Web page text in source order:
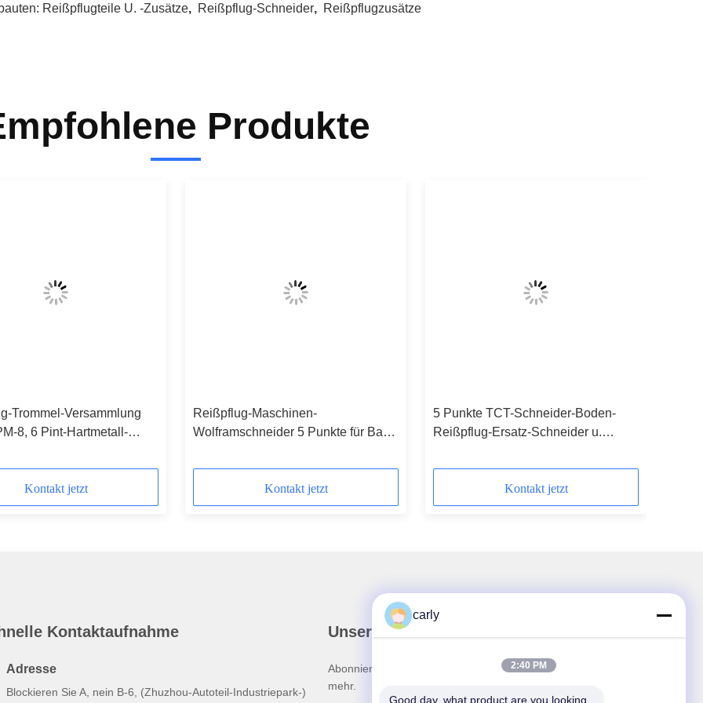
Reißpflugteile U. -zusätze, Reißpflug-Schneider, Reißpflugzusätze
Produkte
Trommel-Versammlung
8, 6 Pint-Hartmetall-
Kontakt jetzt
Reißpflug-Maschinen-
Wolframschneider 5 Punkte für Bau-
Kontakt jetzt
5 Punkte TCT-Schneider-Boden-
Reißpflug-Ersatz-Schneider u.
Ausrüstungen
Kontakt jetzt
Kontaktaufnahme
Adresse
Blockieren Sie A, nein B-6, (Zhuzhou-Autoteil-Industriepark-)
Unser Newsletter
Abonnieren Sie unseren Newsletter für Rabatte und
mehr.
carly
2:40 PM
Good day, what product are you looking